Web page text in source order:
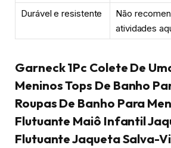
Durável e resistente
Não
atividades
Garneck 1Pc Colete De
Meninos Tops De Banho
Roupas De Banho Para
Flutuante Maiô Infantil
Flutuante Jaqueta Salva-